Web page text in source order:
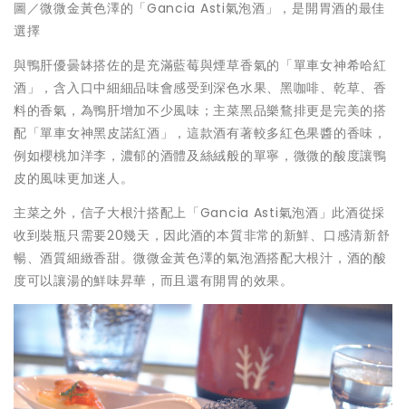
圖／微微金黃色澤的「Gancia Asti氣泡酒」，是開胃酒的最佳
選擇
與鴨肝優曇缽搭佐的是充滿藍莓與煙草香氣的「單車女神希哈紅
酒」，含入口中細細品味會感受到深色水果、黑咖啡、乾草、香
料的香氣，為鴨肝增加不少風味；主菜黑品樂鶩排更是完美的搭
配「單車女神黑皮諾紅酒」，這款酒有著較多紅色果醬的香味，
例如櫻桃加洋李，濃郁的酒體及絲絨般的單寧，微微的酸度讓鴨
皮的風味更加迷人。
主菜之外，信子大根汁搭配上「Gancia Asti氣泡酒」此酒從採
收到裝瓶只需要20幾天，因此酒的本質非常的新鮮、口感清新舒
暢、酒質細緻香甜。微微金黃色澤的氣泡酒搭配大根汁，酒的酸
度可以讓湯的鮮味昇華，而且還有開胃的效果。